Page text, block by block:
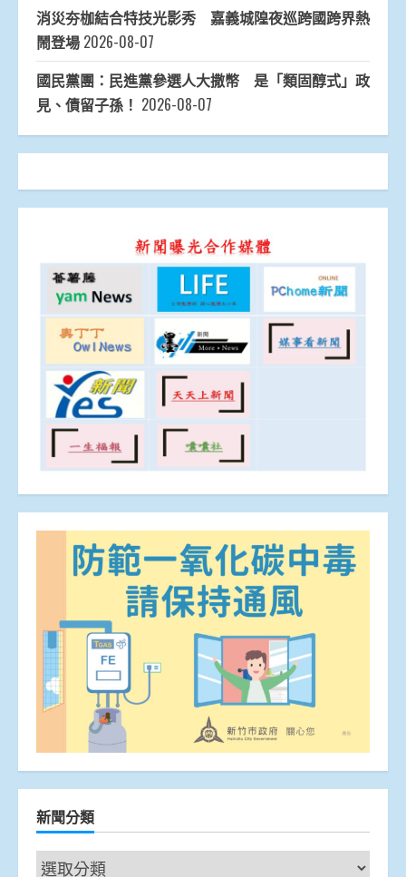
消災夯枷結合特技光影秀 嘉義城隍夜巡跨國跨界熱
鬧登場 2026-08-07
國民黨團：民進黨參選人大撒幣 是「類固醇式」政
見、債留子孫！ 2026-08-07
新聞分類
新